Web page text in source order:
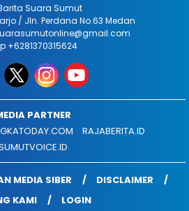
Suara Sumut
/ Jln. Perdana No.63 Medan
+6281370315624
PARTNER
RAJABERITA.ID
MEDIA SIBER
DISCLAIMER
KAMI
LOGIN